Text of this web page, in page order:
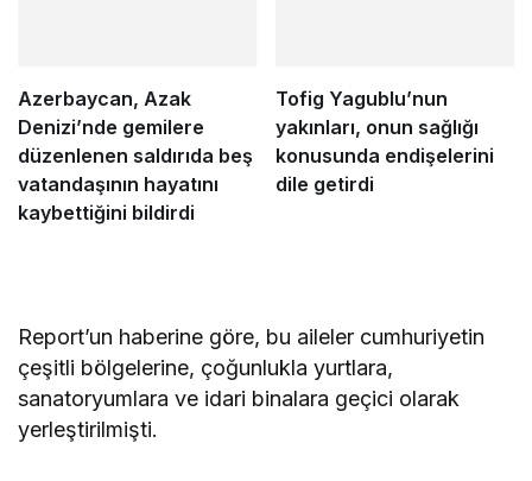
Azerbaycan, Azak
Denizi’nde gemilere
düzenlenen saldırıda beş
vatandaşının hayatını
kaybettiğini bildirdi
Tofig Yagublu’nun
yakınları, onun sağlığı
konusunda endişelerini
dile getirdi
Report’un haberine göre, bu aileler cumhuriyetin
çeşitli bölgelerine, çoğunlukla yurtlara,
sanatoryumlara ve idari binalara geçici olarak
yerleştirilmişti.